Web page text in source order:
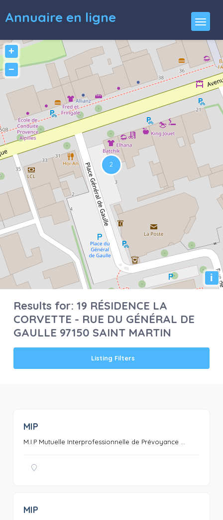
Annuaire en ligne
+
−
i
Results for:19 RÉSIDENCE LA
CORVETTE - RUE DU GÉNÉRAL DE
GAULLE 97150 SAINT MARTIN
Listing Filters
MIP
M.I.P Mutuelle Interprofessionnelle de Prévoyance ...
MIP